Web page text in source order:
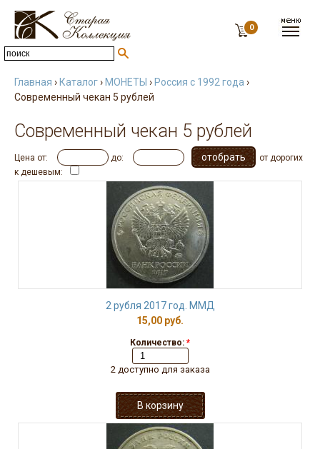
0
Главная › Каталог› МОНЕТЫ › Россия с 1992 года ›
Современный чекан 5 рублей
Современный чекан 5 рублей
Цена от: до:
от дорогих
к дешевым:
2 рубля 2017 год. ММД
15,00 руб.
Количество: *
2 доступно для заказа